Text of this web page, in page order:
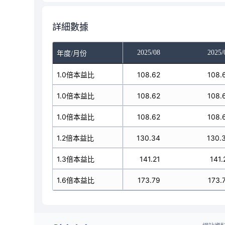
詳細數據
年度/月份
2025/07 2025/08 2025/
1.0倍本益比
1.0倍本益比
1.0倍本益比
1.2倍本益比
1.3倍本益比
1.6倍本益比
108.62 108.62
108.62 108.62
108.62 108.62
130.34 130.34
141.21 141.21
173.79 173.79